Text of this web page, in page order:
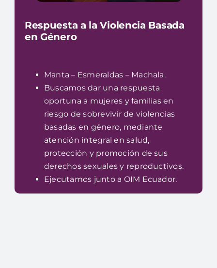
Respuesta a la Violencia Basada
en Género
Manta – Esmeraldas – Machala.
Buscamos dar una respuesta
oportuna a mujeres y familias en
riesgo de sobrevivir de violencias
basadas en género, mediante
atención integral en salud,
protección y promoción de sus
derechos sexuales y reproductivos.
Ejecutamos junto a OIM Ecuador.